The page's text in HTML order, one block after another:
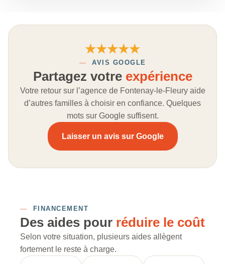
★★★★★
— AVIS GOOGLE
Partagez votre expérience
Votre retour sur l’agence de Fontenay-le-Fleury aide
d’autres familles à choisir en confiance. Quelques
mots sur Google suffisent.
Laisser un avis sur Google
— FINANCEMENT
Des aides pour réduire le coût
Selon votre situation, plusieurs aides allègent
fortement le reste à charge.